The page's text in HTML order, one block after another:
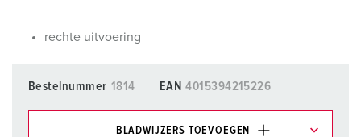
rechte uitvoering
Bestelnummer 1814 EAN 4015394215226
BLADWIJZERS TOEVOEGEN